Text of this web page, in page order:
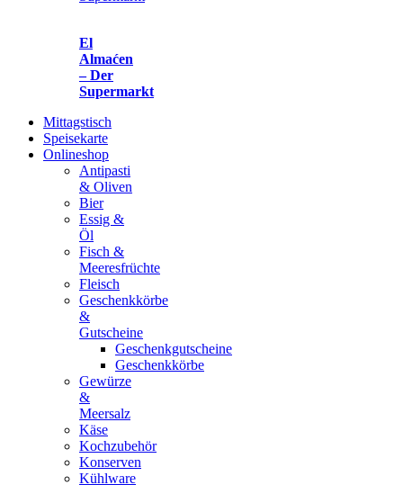
El
Almaćen
– Der
Supermarkt
Mittagstisch
Speisekarte
Onlineshop
Antipasti
& Oliven
Bier
Essig &
Öl
Fisch &
Meeresfrüchte
Fleisch
Geschenkkörbe
&
Gutscheine
Geschenkgutscheine
Geschenkkörbe
Gewürze
&
Meersalz
Käse
Kochzubehör
Konserven
Kühlware